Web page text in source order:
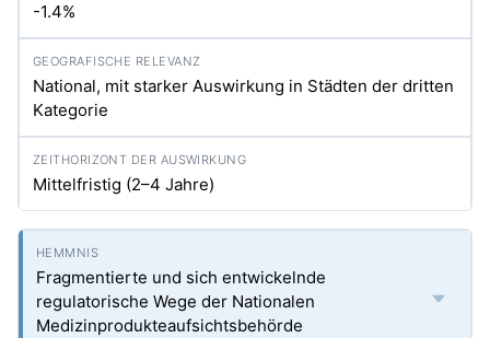
-1.4%
National, mit starker Auswirkung in Städten der dritten
Kategorie
Mittelfristig (2–4 Jahre)
Fragmentierte und sich entwickelnde
regulatorische Wege der Nationalen
Medizinprodukteaufsichtsbehörde